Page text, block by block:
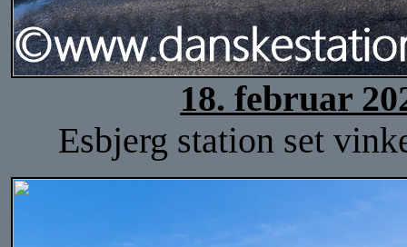
18. februar
Esbjerg station set